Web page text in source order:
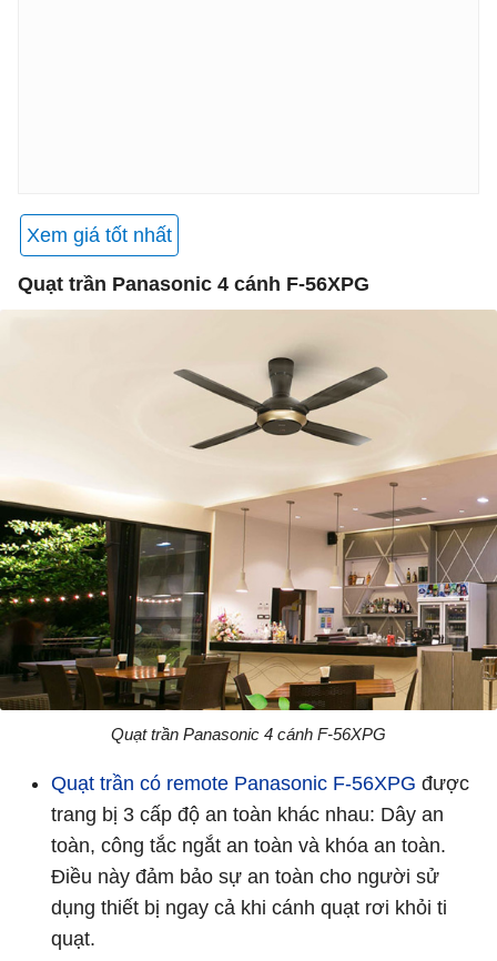
Xem giá tốt nhất
Quạt trần Panasonic 4 cánh F-56XPG
Quạt trần Panasonic 4 cánh F-56XPG
Quạt trần có remote Panasonic F-56XPG được
trang bị 3 cấp độ an toàn khác nhau: Dây an
toàn, công tắc ngắt an toàn và khóa an toàn.
Điều này đảm bảo sự an toàn cho người sử
dụng thiết bị ngay cả khi cánh quạt rơi khỏi ti
quạt.